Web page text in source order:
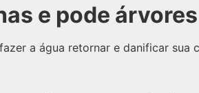
e pode árvores
a água retornar e danificar